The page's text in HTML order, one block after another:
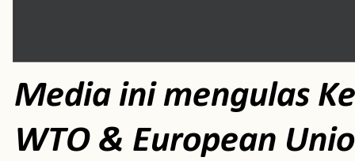
Media ini mengulas
WTO & European